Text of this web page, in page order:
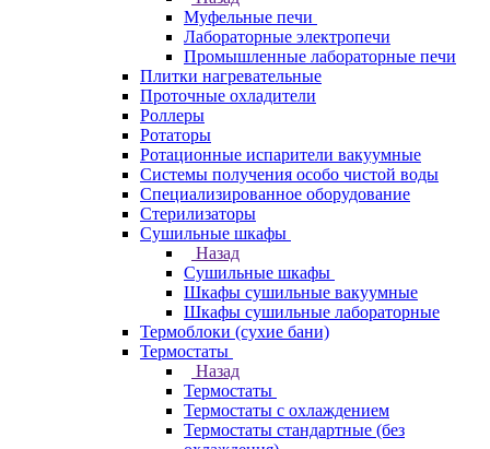
Муфельные печи
Лабораторные электропечи
Промышленные лабораторные печи
Плитки нагревательные
Проточные охладители
Роллеры
Ротаторы
Ротационные испарители вакуумные
Системы получения особо чистой воды
Специализированное оборудование
Стерилизаторы
Сушильные шкафы
Назад
Сушильные шкафы
Шкафы сушильные вакуумные
Шкафы сушильные лабораторные
Термоблоки (сухие бани)
Термостаты
Назад
Термостаты
Термостаты с охлаждением
Термостаты стандартные (без